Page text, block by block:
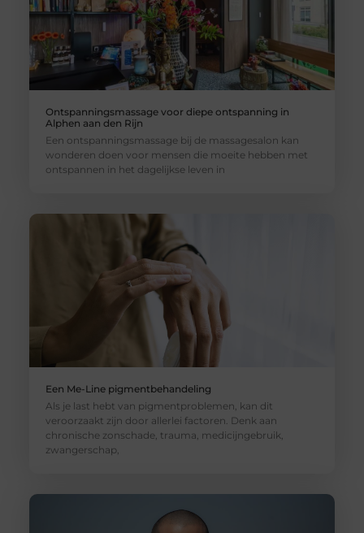
Ontspanningsmassage voor diepe ontspanning in
Alphen aan den Rijn
Een ontspanningsmassage bij de massagesalon kan
wonderen doen voor mensen die moeite hebben met
ontspannen in het dagelijkse leven in
Een Me-Line pigmentbehandeling
Als je last hebt van pigmentproblemen, kan dit
veroorzaakt zijn door allerlei factoren. Denk aan
chronische zonschade, trauma, medicijngebruik,
zwangerschap,